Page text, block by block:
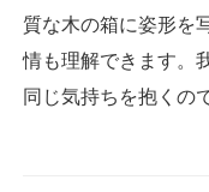
質な木の箱に姿形を
情も理解できます。
同じ気持ちを抱くの